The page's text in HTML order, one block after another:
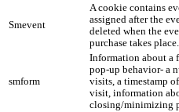
Smevent
A cookie contains
assigned after the
deleted when the
purchase takes place.
smform
Information about a
pop-up behavior- a
visits, a timestamp
visit, information
closing/minimizing